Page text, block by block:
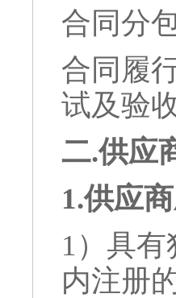
合同分
合同履
试及验
二.供应
1.供应
1）具
内注册